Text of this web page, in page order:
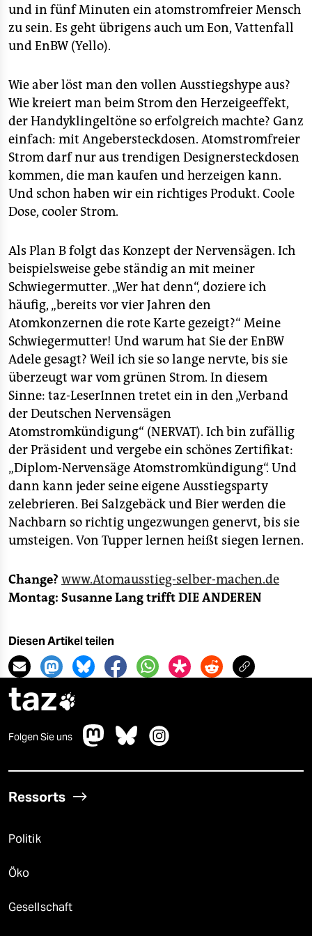
und in fünf Minuten ein atomstromfreier Mensch
zu sein. Es geht übrigens auch um Eon, Vattenfall
und EnBW (Yello).
Wie aber löst man den vollen Ausstiegshype aus?
Wie kreiert man beim Strom den Herzeigeeffekt,
der Handyklingeltöne so erfolgreich machte? Ganz
einfach: mit Angebersteckdosen. Atomstromfreier
Strom darf nur aus trendigen Designersteckdosen
kommen, die man kaufen und herzeigen kann.
Und schon haben wir ein richtiges Produkt. Coole
Dose, cooler Strom.
Als Plan B folgt das Konzept der Nervensägen. Ich
beispielsweise gebe ständig an mit meiner
Schwiegermutter. „Wer hat denn“, doziere ich
häufig, „bereits vor vier Jahren den
Atomkonzernen die rote Karte gezeigt?“ Meine
Schwiegermutter! Und warum hat Sie der EnBW
Adele gesagt? Weil ich sie so lange nervte, bis sie
überzeugt war vom grünen Strom. In diesem
Sinne: taz-LeserInnen tretet ein in den „Verband
der Deutschen Nervensägen
Atomstromkündigung“ (NERVAT). Ich bin zufällig
der Präsident und vergebe ein schönes Zertifikat:
„Diplom-Nervensäge Atomstromkündigung“. Und
dann kann jeder seine eigene Ausstiegsparty
zelebrieren. Bei Salzgebäck und Bier werden die
Nachbarn so richtig ungezwungen genervt, bis sie
umsteigen. Von Tupper lernen heißt siegen lernen.
Change? www.Atomausstieg-selber-machen.de
Montag: Susanne Lang trifft DIE ANDEREN
Diesen Artikel teilen
taz
Folgen Sie uns
Ressorts
Politik
Öko
Gesellschaft